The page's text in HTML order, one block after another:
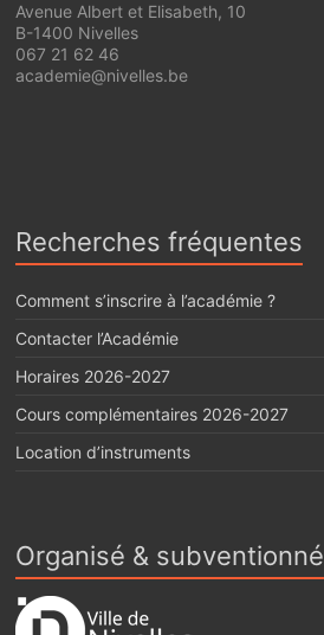
Avenue Albert et Elisabeth, 10
B-1400 Nivelles
067 21 62 46
academie@nivelles.be
Recherches fréquentes
Comment s’inscrire à l’académie ?
Contacter l’Académie
Horaires 2026-2027
Cours complémentaires 2026-2027
Location d’instruments
Organisé & subventionné